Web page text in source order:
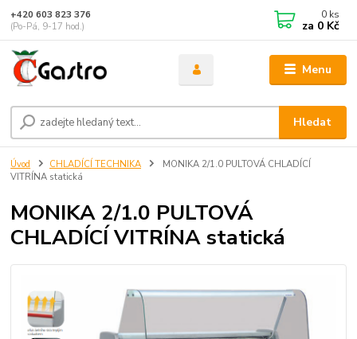
Menu
Hledat
+420 603 823 376
(Po-Pá, 9-17 hod.)
0 ks
za 0 Kč
Úvod CHLADÍCÍ TECHNIKA
MONIKA 2/1.0 PULTOVÁ CHLADÍCÍ
VITRÍNA statická
MONIKA 2/1.0 PULTOVÁ
CHLADÍCÍ VITRÍNA statická